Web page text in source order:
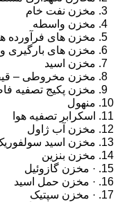
مخزن نفت خام
مخزن واسطه
مخزن های فرآورده
مخزن های بارگیری
مخزن اسید
مخزن مخروطی –
مخزن پکیج تصفیه
منهول
اسکرابر تصفیه هوا
مخزن آب ژاول
مخزن اسید
مخزن بنزین
· مخزن گازوئیل
· مخزن حمل اسید
· مخزن سپتیک